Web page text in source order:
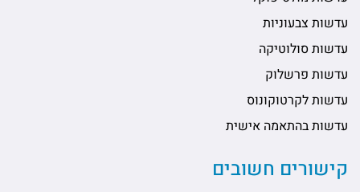
עדשות צבעוניות
עדשות סולוטיקה
עדשות פרשלוק
עדשות לקרטוקונוס
עדשות בהתאמה אישית
קישורים חשובים